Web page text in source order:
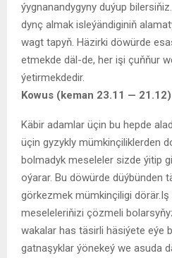
ýygnanandygyny duýup
dynç almak isleýändiginiň
wagt tapyň. Häzirki döwürde
etmekde däl-de, her işi çuňňur
ýetirmekdedir.
Kowus (keman 23.11 — 21.12)
Käbir adamlar üçin bu hepde
üçin gyzykly mümkinçiliklerden
bolmadyk meseleler sizde ýitip
oýarar. Bu döwürde düýbünden
görkezmek mümkinçiligi
meseleleriňizi çözmeli
wakalar has täsirli häsiýete eýe
gatnaşyklar ýönekeý we asuda